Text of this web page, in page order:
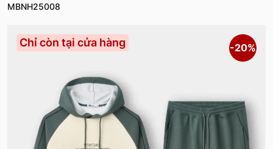
MBNH25008
Chỉ còn tại cửa hàng -20%